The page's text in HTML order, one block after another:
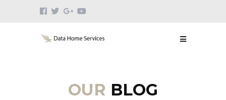
OUR BLOG